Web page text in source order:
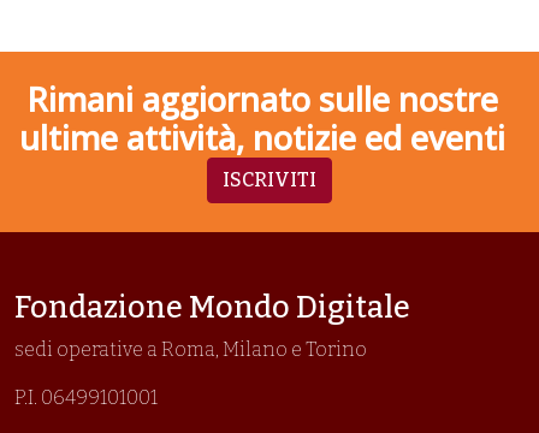
Rimani aggiornato sulle nostre
ultime attività, notizie ed eventi
ISCRIVITI
Fondazione Mondo Digitale
sedi operative a Roma, Milano e Torino
P.I. 06499101001